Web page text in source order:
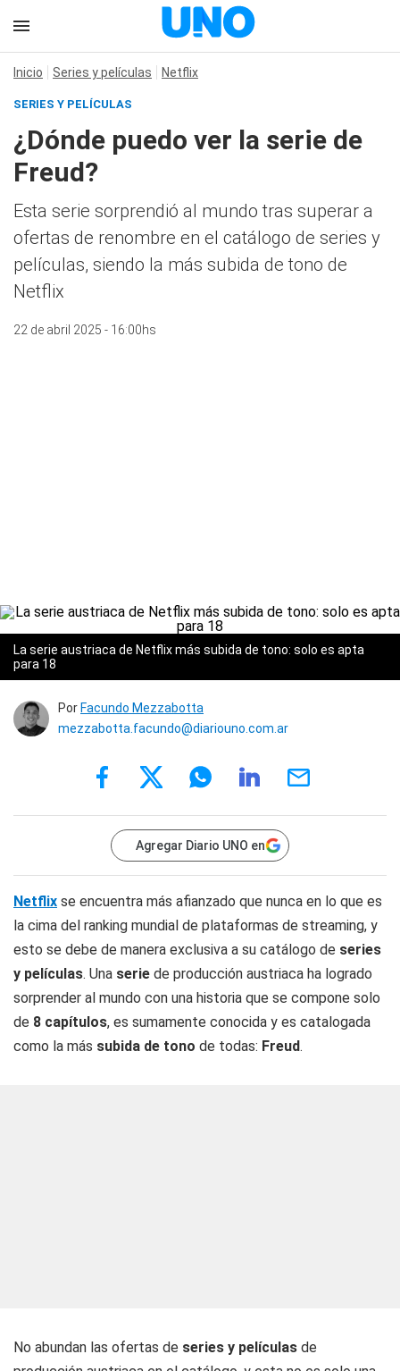
Inicio Series y películas Netflix
SERIES Y PELÍCULAS
¿Dónde puedo ver la serie de
Freud?
Esta serie sorprendió al mundo tras superar a
ofertas de renombre en el catálogo de series y
películas, siendo la más subida de tono de
Netflix
22 de abril 2025 - 16:00hs
La serie austriaca de Netflix más subida de tono: solo es apta
para 18
Por Facundo Mezzabotta
mezzabotta.facundo@diariouno.com.ar
Agregar Diario UNO en
Netflix se encuentra más afianzado que nunca en lo que es
la cima del ranking mundial de plataformas de streaming, y
esto se debe de manera exclusiva a su catálogo de series
y películas. Una serie de producción austriaca ha logrado
sorprender al mundo con una historia que se compone solo
de 8 capítulos, es sumamente conocida y es catalogada
como la más subida de tono de todas: Freud.
No abundan las ofertas de series y películas de